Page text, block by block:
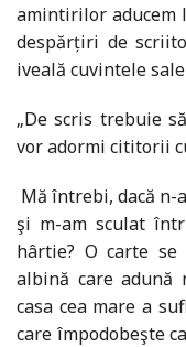
amintirilor aducem
despărțiri de
iveală cuvintele
„De scris trebuie
vor adormi cititorii
Mă întrebi, dacă
şi m-am sculat
hârtie? O carte
albină care adună
casa cea mare a
care împodobeşte